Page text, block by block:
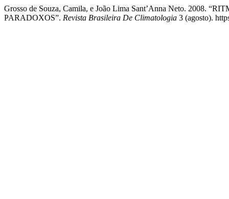
Grosso de Souza, Camila, e João Lima Sant’Anna Neto. 2008.
PARADOXOS”. Revista Brasileira De Climatologia 3 (agosto).